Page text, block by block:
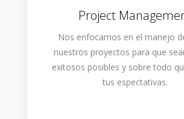
Project
Nos enfocamos en el manejo
nuestros proyectos para que
exitosos posibles y sobre todo
tus espectativas.